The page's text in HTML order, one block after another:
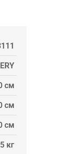
см
см
см
кг